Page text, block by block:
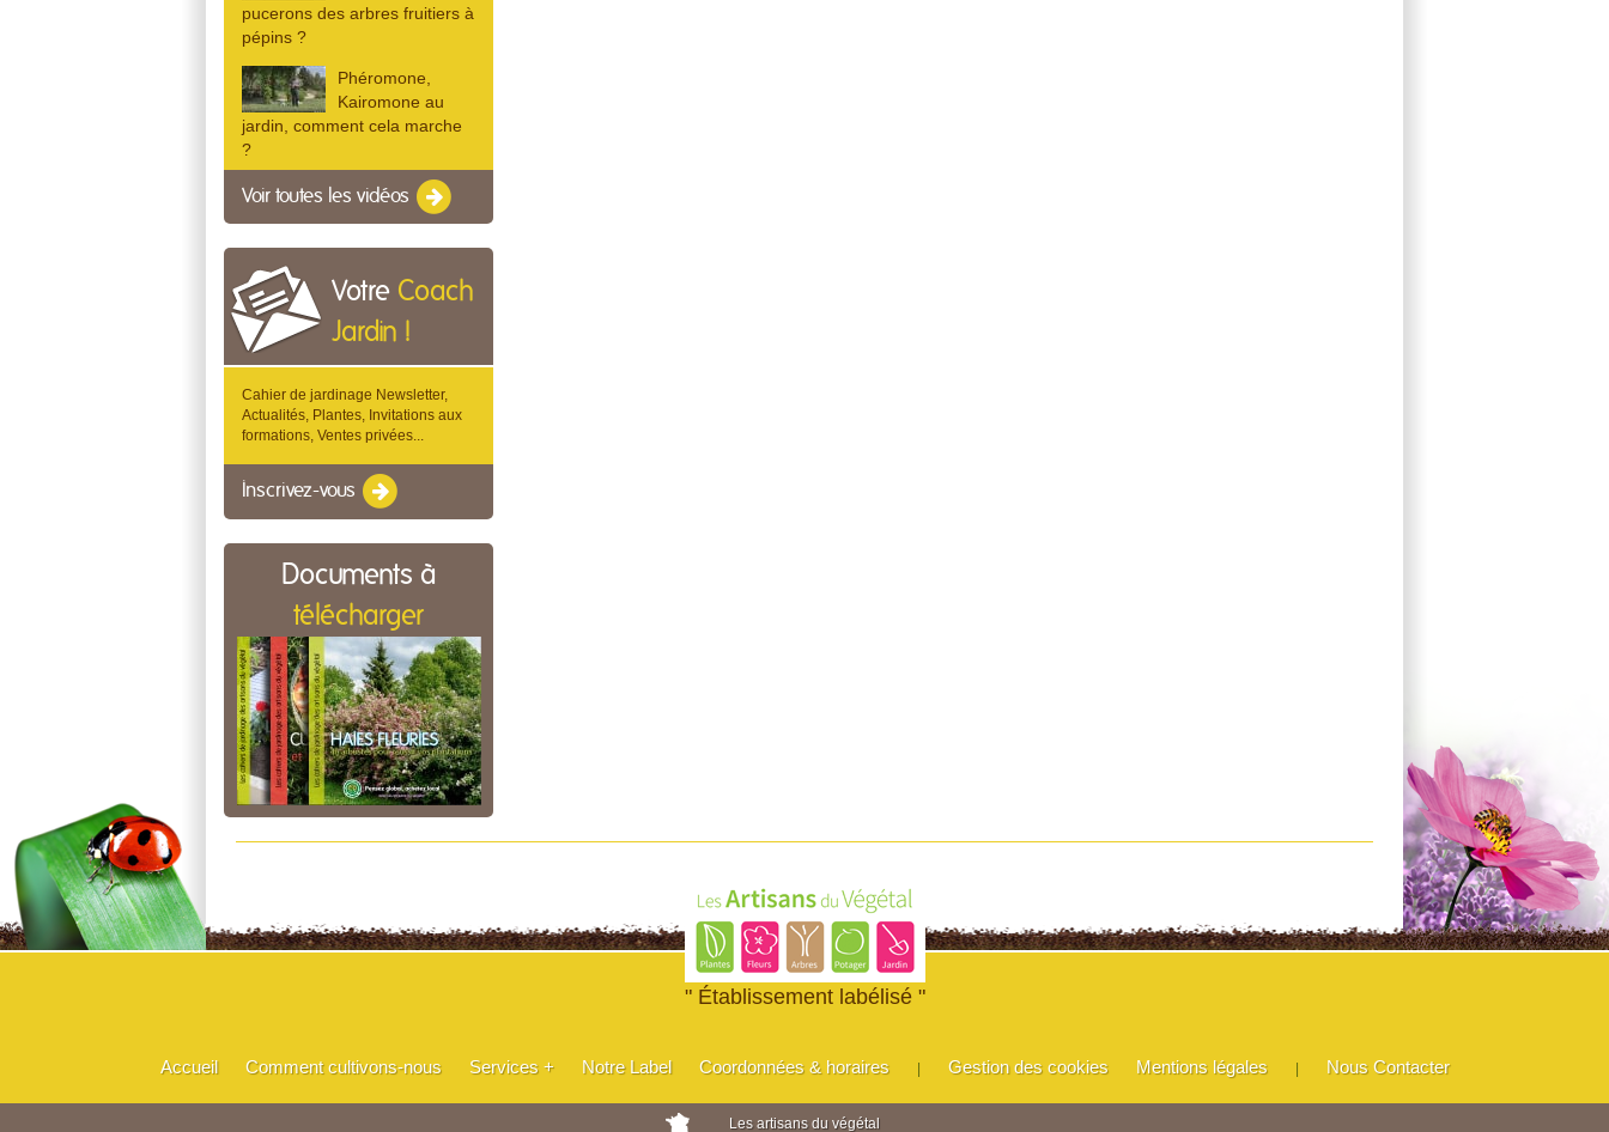
pucerons des arbres fruitiers à
pépins ?
Phéromone,
Kairomone au
jardin, comment cela marche
?
Voir toutes les vidéos
Votre Coach
Jardin !
Cahier de jardinage Newsletter,
Actualités, Plantes, Invitations aux
formations, Ventes privées...
Inscrivez-vous
Documents à
télécharger
" Établissement labélisé "
Accueil Comment cultivons-nous Services + Notre Label Coordonnées & horaires Gestion des cookies Mentions légales Nous Contacter
Les artisans du végétal